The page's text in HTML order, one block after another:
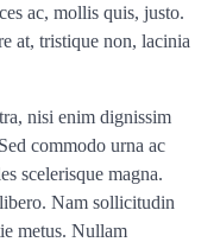
ac, mollis quis, justo.
at, tristique non, lacinia
nisi enim dignissim
commodo urna ac
scelerisque magna.
Nam sollicitudin
metus. Nullam